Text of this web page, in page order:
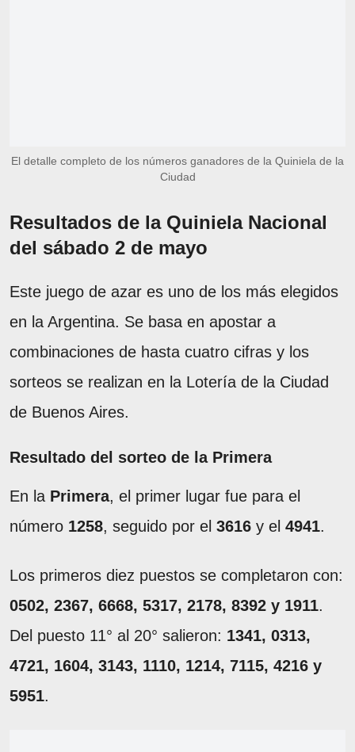
El detalle completo de los números ganadores de la Quiniela de la
Ciudad
Resultados de la Quiniela Nacional
del sábado 2 de mayo
Este juego de azar es uno de los más elegidos
en la Argentina. Se basa en apostar a
combinaciones de hasta cuatro cifras y los
sorteos se realizan en la Lotería de la Ciudad
de Buenos Aires.
Resultado del sorteo de la Primera
En la Primera, el primer lugar fue para el
número 1258, seguido por el 3616 y el 4941.
Los primeros diez puestos se completaron con:
0502, 2367, 6668, 5317, 2178, 8392 y 1911.
Del puesto 11° al 20° salieron: 1341, 0313,
4721, 1604, 3143, 1110, 1214, 7115, 4216 y
5951.